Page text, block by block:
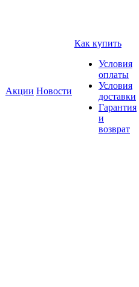
Акции Новости
Как купить
Условия
оплаты
Условия
доставки
Гарантия
и
возврат